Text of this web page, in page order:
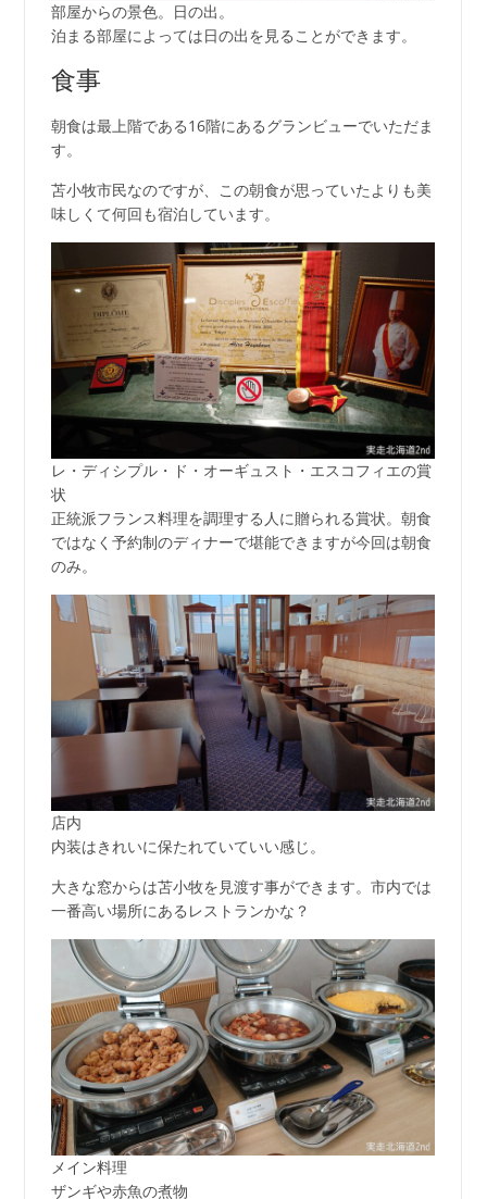
部屋からの景色。日の出。
泊まる部屋によっては日の出を見ることができます。
食事
朝食は最上階である16階にあるグランビューでいただま
す。
苫小牧市民なのですが、この朝食が思っていたよりも美
味しくて何回も宿泊しています。
レ・ディシプル・ド・オーギュスト・エスコフィエの賞
状
正統派フランス料理を調理する人に贈られる賞状。朝食
ではなく予約制のディナーで堪能できますが今回は朝食
のみ。
店内
内装はきれいに保たれていていい感じ。
大きな窓からは苫小牧を見渡す事ができます。市内では
一番高い場所にあるレストランかな？
メイン料理
ザンギや赤魚の煮物